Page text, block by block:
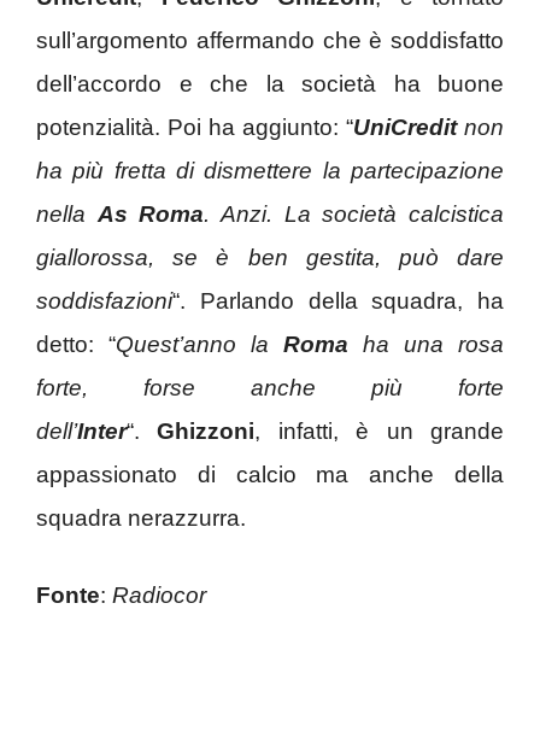
sull’argomento affermando che è soddisfatto
dell’accordo e che la società ha buone
potenzialità. Poi ha aggiunto: “UniCreditnon
ha più fretta di dismettere la partecipazione
nella As Roma. Anzi. La società calcistica
giallorossa,se è ben gestita, può dare
soddisfazioni“. Parlando della squadra, ha
detto: “Quest’anno la Roma ha una rosa
forte, forse anche più forte
dell’Inter“.Ghizzoni, infatti, è un grande
appassionato di calcio ma anche della
squadra nerazzurra.
Fonte: Radiocor